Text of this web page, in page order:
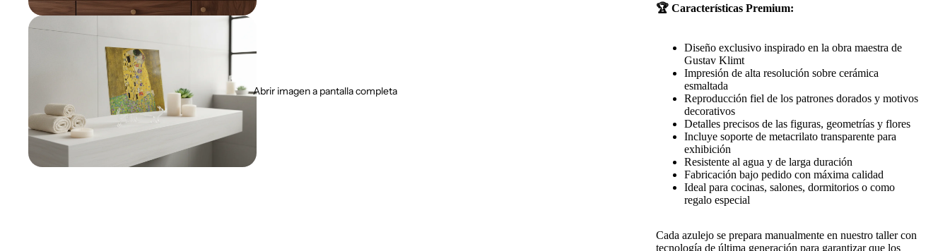
Abrir imagen a pantalla completa
🏆 Características Premium:
Diseño exclusivo inspirado en la obra maestra de
Gustav Klimt
Impresión de alta resolución sobre cerámica
esmaltada
Reproducción fiel de los patrones dorados y motivos
decorativos
Detalles precisos de las figuras, geometrías y flores
Incluye soporte de metacrilato transparente para
exhibición
Resistente al agua y de larga duración
Fabricación bajo pedido con máxima calidad
Ideal para cocinas, salones, dormitorios o como
regalo especial
Cada azulejo se prepara manualmente en nuestro taller con
tecnología de última generación para garantizar que los